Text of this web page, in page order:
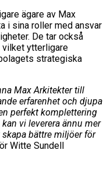
ägare av Max
i sina roller med ansvar
De tar också
vilket ytterligare
strategiska
Max Arkitekter till
erfarenhet och djupa
perfekt komplettering
vi leverera ännu mer
bättre miljöer för
Witte Sundell